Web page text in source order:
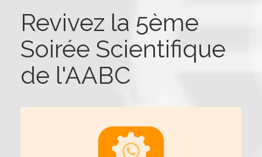
Revivez la 5ème
Soirée Scientifique
de l'AABC